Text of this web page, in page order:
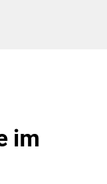
im